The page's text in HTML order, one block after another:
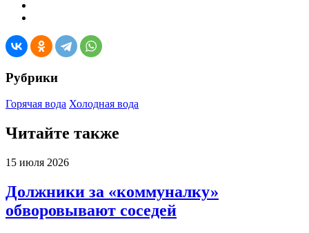
Рубрики
Горячая вода Холодная вода
Читайте также
15 июля 2026
Должники за «коммуналку»
обворовывают соседей